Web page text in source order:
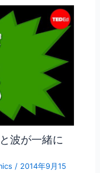
波が一緒に
/ 2014年9月15